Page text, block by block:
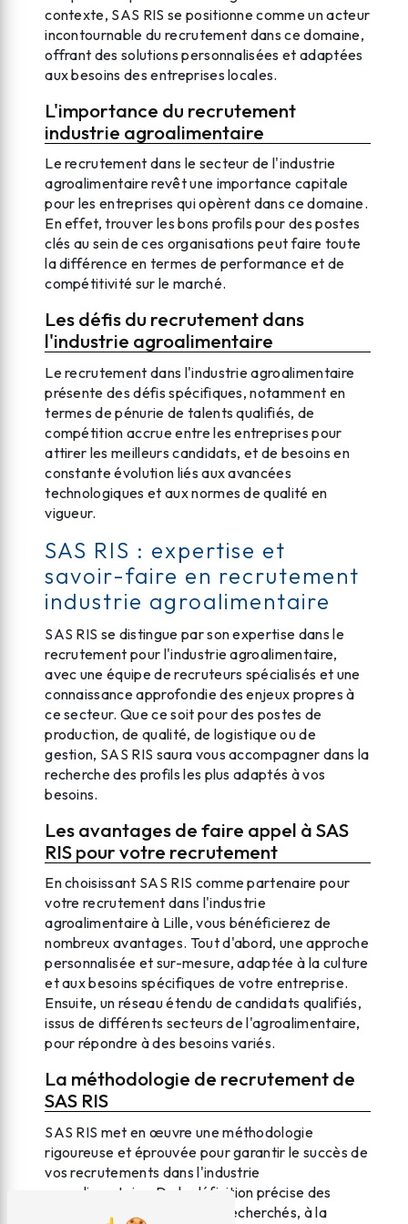
contexte, SAS RIS se positionne comme un acteur
incontournable du recrutement dans ce domaine,
offrant des solutions personnalisées et adaptées
aux besoins des entreprises locales.
L'importance du recrutement
industrie agroalimentaire
Le recrutement dans le secteur de l'industrie
agroalimentaire revêt une importance capitale
pour les entreprises qui opèrent dans ce domaine.
En effet, trouver les bons profils pour des postes
clés au sein de ces organisations peut faire toute
la différence en termes de performance et de
compétitivité sur le marché.
Les défis du recrutement dans
l'industrie agroalimentaire
Le recrutement dans l'industrie agroalimentaire
présente des défis spécifiques, notamment en
termes de pénurie de talents qualifiés, de
compétition accrue entre les entreprises pour
attirer les meilleurs candidats, et de besoins en
constante évolution liés aux avancées
technologiques et aux normes de qualité en
vigueur.
SAS RIS : expertise et
savoir-faire en recrutement
industrie agroalimentaire
SAS RIS se distingue par son expertise dans le
recrutement pour l'industrie agroalimentaire,
avec une équipe de recruteurs spécialisés et une
connaissance approfondie des enjeux propres à
ce secteur. Que ce soit pour des postes de
production, de qualité, de logistique ou de
gestion, SAS RIS saura vous accompagner dans la
recherche des profils les plus adaptés à vos
besoins.
Les avantages de faire appel à SAS
RIS pour votre recrutement
En choisissant SAS RIS comme partenaire pour
votre recrutement dans l'industrie
agroalimentaire à Lille, vous bénéficierez de
nombreux avantages. Tout d'abord, une approche
personnalisée et sur-mesure, adaptée à la culture
et aux besoins spécifiques de votre entreprise.
Ensuite, un réseau étendu de candidats qualifiés,
issus de différents secteurs de l'agroalimentaire,
pour répondre à des besoins variés.
La méthodologie de recrutement de
SAS RIS
SAS RIS met en œuvre une méthodologie
rigoureuse et éprouvée pour garantir le succès de
vos recrutements dans l'industrie
agroalimentaire. De la définition précise des
compétences et des profils recherchés, à la